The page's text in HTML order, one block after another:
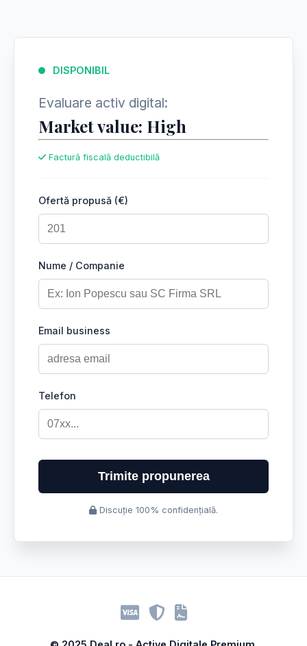
DISPONIBIL
Evaluare activ digital:
Market value: High
Factură fiscală deductibilă
Ofertă propusă (€)
Nume / Companie
Email business
Telefon
Trimite propunerea
Discuție 100% confidențială.